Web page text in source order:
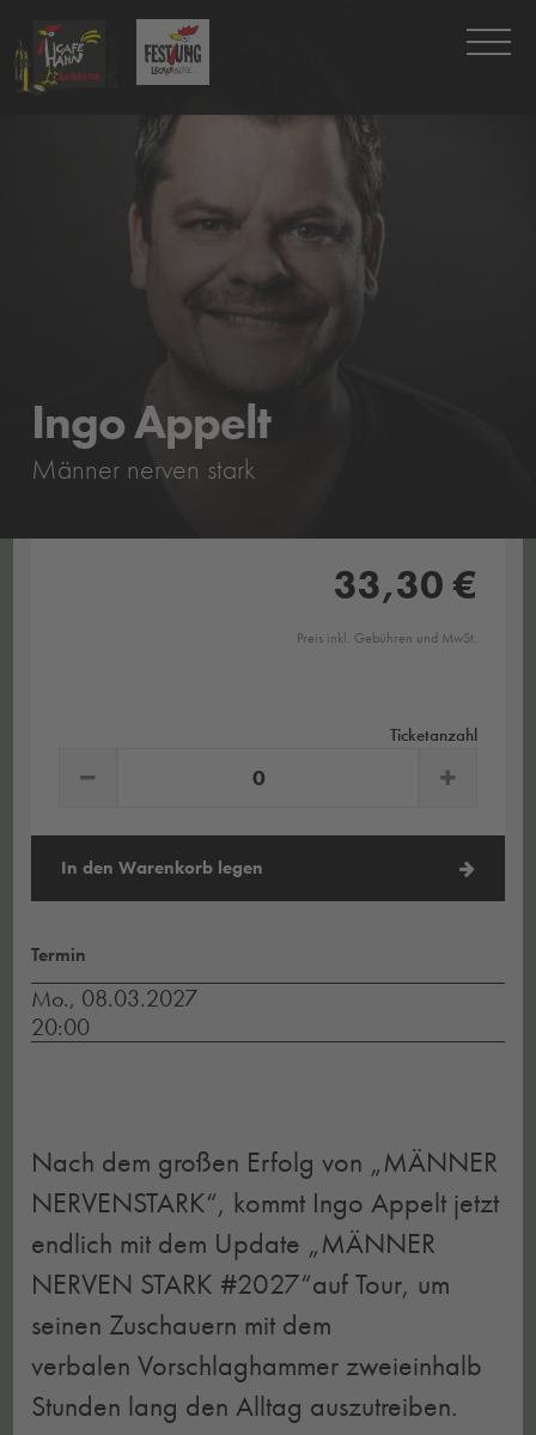
Ingo Appelt
Männer nerven stark
33,30 €
Preis inkl. Gebühren und MwSt.
Ticketanzahl
In den Warenkorb legen
Termin
Mo., 08.03.2027
20:00
Nach dem großen Erfolg von „MÄNNER
NERVENSTARK“, kommt Ingo Appelt jetzt
endlich mit dem Update „MÄNNER
NERVEN STARK #2027“auf Tour, um
seinen Zuschauern mit dem
verbalen Vorschlaghammer zweieinhalb
Stunden lang den Alltag auszutreiben.